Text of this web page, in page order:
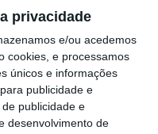
privacidade
e/ou acedemos
cookies, e processamos
únicos e informações
publicidade e
publicidade e
desenvolvimento de
de 47 árvores,
para
[de Avenidas
condições